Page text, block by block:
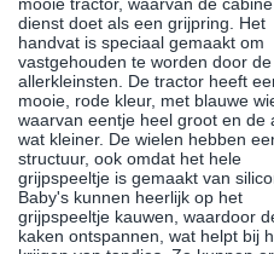
mooie tractor, waarvan de cabine
dienst doet als een grijpring. Het
handvat is speciaal gemaakt om
vastgehouden te worden door de
allerkleinsten. De tractor heeft
mooie, rode kleur, met blauwe
waarvan eentje heel groot en de
wat kleiner. De wielen hebben
structuur, ook omdat het hele
grijpspeeltje is gemaakt van
Baby's kunnen heerlijk op het
grijpspeeltje kauwen, waardoor
kaken ontspannen, wat helpt bij